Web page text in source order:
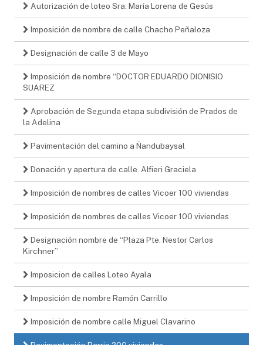
Autorización de loteo Sra. María Lorena de Gesús
Imposición de nombre de calle Chacho Peñaloza
Designación de calle 3 de Mayo
Imposición de nombre “DOCTOR EDUARDO DIONISIO
SUAREZ
Aprobación de Segunda etapa subdivisión de Prados de
la Adelina
Pavimentación del camino a Ñandubaysal
Donación y apertura de calle. Alfieri Graciela
Imposición de nombres de calles Vicoer 100 viviendas
Imposición de nombres de calles Vicoer 100 viviendas
Designación nombre de “Plaza Pte. Nestor Carlos
Kirchner”
Imposicion de calles Loteo Ayala
Imposición de nombre Ramón Carrillo
Imposición de nombre calle Miguel Clavarino